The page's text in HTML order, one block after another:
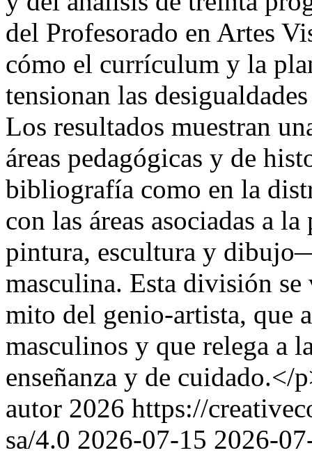
del Profesorado en Artes
cómo el currículum y la
tensionan las
Los resultados muestran
áreas pedagógicas y de
bibliografía como en la
con las áreas asociadas a
pintura, escultura y
masculina. Esta división
mito del genio-artista, que
masculinos y que relega a
enseñanza y de cuidado.</
autor 2026 https://
sa/4.0 2026-07-15 2026-